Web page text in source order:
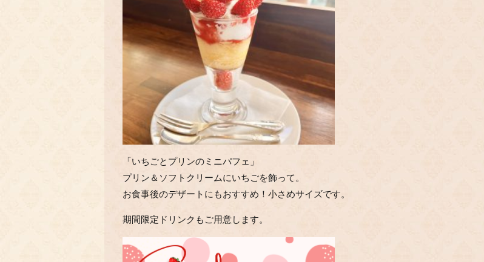
「いちごとプリンのミニパフェ」
プリン＆ソフトクリームにいちごを飾って。
お食事後のデザートにもおすすめ！小さめサイズです。
期間限定ドリンクもご用意します。